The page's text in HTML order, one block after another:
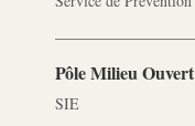
Pôle Milieu Ouvert
SIE